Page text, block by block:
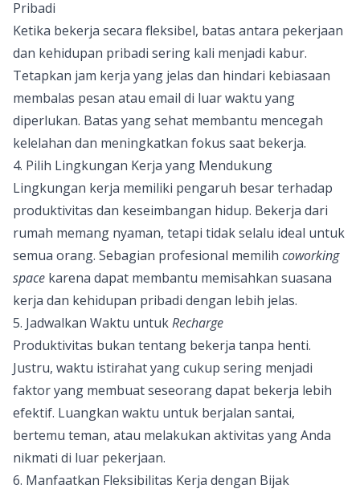
Pribadi
Ketika bekerja secara fleksibel, batas antara pekerjaan
dan kehidupan pribadi sering kali menjadi kabur.
Tetapkan jam kerja yang jelas dan hindari kebiasaan
membalas pesan atau email di luar waktu yang
diperlukan. Batas yang sehat membantu mencegah
kelelahan dan meningkatkan fokus saat bekerja.
4. Pilih Lingkungan Kerja yang Mendukung
Lingkungan kerja memiliki pengaruh besar terhadap
produktivitas dan keseimbangan hidup. Bekerja dari
rumah memang nyaman, tetapi tidak selalu ideal untuk
semua orang. Sebagian profesional memilih coworking
space karena dapat membantu memisahkan suasana
kerja dan kehidupan pribadi dengan lebih jelas.
5. Jadwalkan Waktu untukRecharge
Produktivitas bukan tentang bekerja tanpa henti.
Justru, waktu istirahat yang cukup sering menjadi
faktor yang membuat seseorang dapat bekerja lebih
efektif. Luangkan waktu untuk berjalan santai,
bertemu teman, atau melakukan aktivitas yang Anda
nikmati di luar pekerjaan.
6. Manfaatkan Fleksibilitas Kerja dengan Bijak